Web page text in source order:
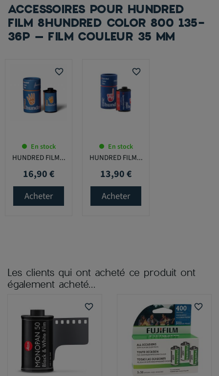
ACCESSOIRES POUR HUNDRED
FILM 8HUNDRED COLOR 800 135-
36P – FILM COULEUR 35 MM
favorite_border
En stock
HUNDRED FILM...
Prix
16,90 €
Acheter
favorite_border
En stock
HUNDRED FILM...
Prix
13,90 €
Acheter
Les clients qui ont acheté ce produit ont
également acheté...
favorite_border favorite_border